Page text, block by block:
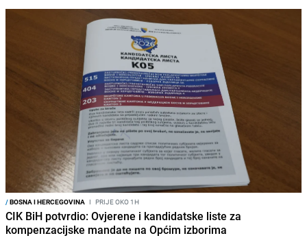
/BOSNA I HERCEGOVINA I PRIJE OKO 1H
CIK BiH potvrdio: Ovjerene i kandidatske liste za
kompenzacijske mandate na Općim izborima